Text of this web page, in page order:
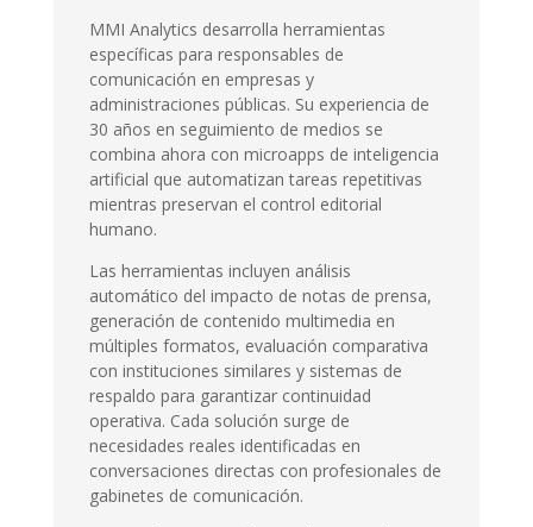
MMI Analytics desarrolla herramientas
específicas para responsables de
comunicación en empresas y
administraciones públicas. Su experiencia de
30 años en seguimiento de medios se
combina ahora con microapps de inteligencia
artificial que automatizan tareas repetitivas
mientras preservan el control editorial
humano.
Las herramientas incluyen análisis
automático del impacto de notas de prensa,
generación de contenido multimedia en
múltiples formatos, evaluación comparativa
con instituciones similares y sistemas de
respaldo para garantizar continuidad
operativa. Cada solución surge de
necesidades reales identificadas en
conversaciones directas con profesionales de
gabinetes de comunicación.